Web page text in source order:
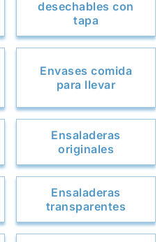
desechables con
tapa
Envases comida
para llevar
Ensaladeras
originales
Ensaladeras
transparentes